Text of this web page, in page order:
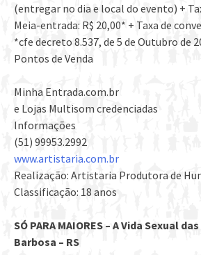
(entregar no dia e local do evento) +
Meia-entrada: R$ 20,00* + Taxa de
*cfe decreto 8.537, de 5 de Outubro de
Pontos de Venda
Minha Entrada.com.br
e Lojas Multisom credenciadas
Informações
(51) 99953.2992
www.artistaria.com.br
Realização: Artistaria Produtora de
Classificação: 18 anos
SÓ PARA MAIORES – A Vida Sexual
Barbosa – RS